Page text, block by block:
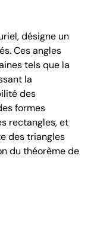
désigne un
Ces angles
tels que la
la
des
formes
rectangles, et
des triangles
du théorème de